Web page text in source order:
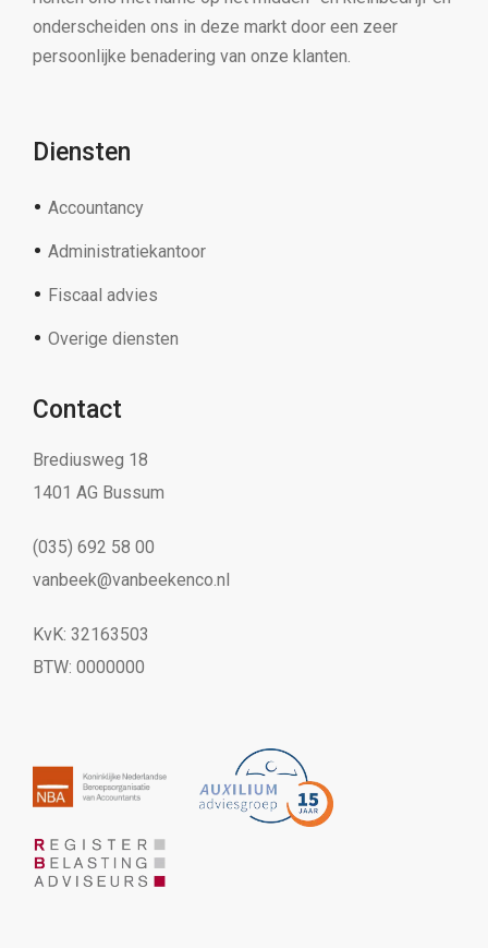
onderscheiden ons in deze markt door een zeer
persoonlijke benadering van onze klanten.
Diensten
Accountancy
Administratiekantoor
Fiscaal advies
Overige diensten
Contact
Brediusweg 18
1401 AG Bussum
(035) 692 58 00
vanbeek@vanbeekenco.nl
KvK: 32163503
BTW: 0000000